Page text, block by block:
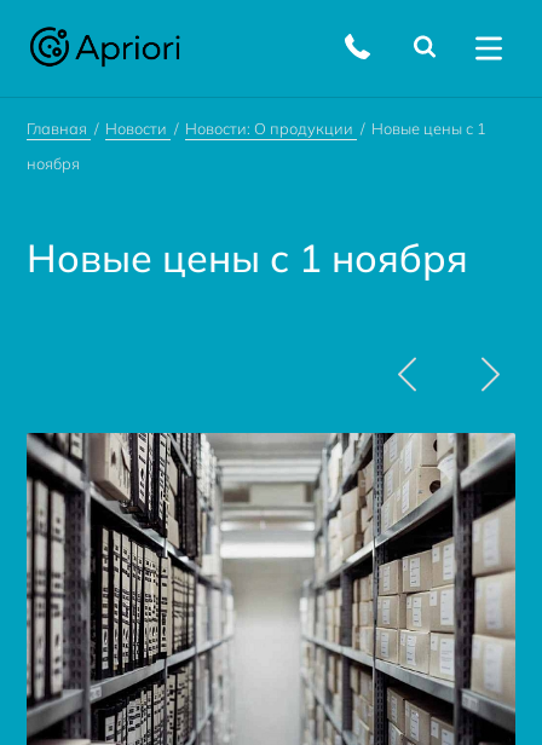
Главная Новости Новости: О продукции
Новые цены с 1
ноября
Новые цены с 1 ноября